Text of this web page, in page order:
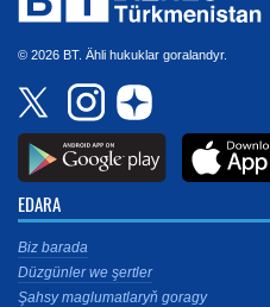
© 2026 BT. Ähli hukuklar goralandyr.
EDARA
Biz barada
Düzgünler we şertler
Şahsy maglumatlaryň goragy